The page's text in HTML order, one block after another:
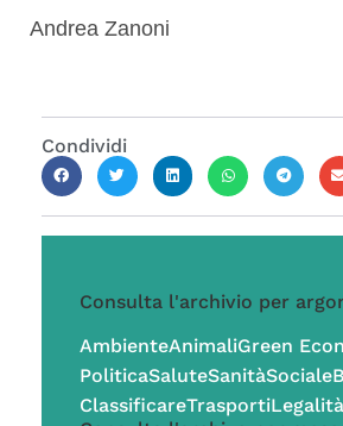
Andrea Zanoni
Condividi
Consulta l'archivio per
AmbienteAnimaliGreen
PoliticaSaluteSanitàSociale
ClassificareTrasporti